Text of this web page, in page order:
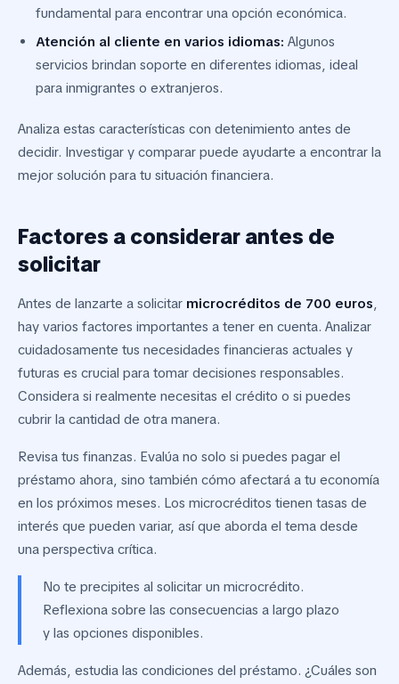
fundamental para encontrar una opción económica.
Atención al cliente en varios idiomas: Algunos
servicios brindan soporte en diferentes idiomas, ideal
para inmigrantes o extranjeros.
Analiza estas características con detenimiento antes de
decidir. Investigar y comparar puede ayudarte a encontrar la
mejor solución para tu situación financiera.
Factores a considerar antes de
solicitar
Antes de lanzarte a solicitar microcréditos de 700 euros,
hay varios factores importantes a tener en cuenta. Analizar
cuidadosamente tus necesidades financieras actuales y
futuras es crucial para tomar decisiones responsables.
Considera si realmente necesitas el crédito o si puedes
cubrir la cantidad de otra manera.
Revisa tus finanzas. Evalúa no solo si puedes pagar el
préstamo ahora, sino también cómo afectará a tu economía
en los próximos meses. Los microcréditos tienen tasas de
interés que pueden variar, así que aborda el tema desde
una perspectiva crítica.
No te precipites al solicitar un microcrédito.
Reflexiona sobre las consecuencias a largo plazo
y las opciones disponibles.
Además, estudia las condiciones del préstamo. ¿Cuáles son